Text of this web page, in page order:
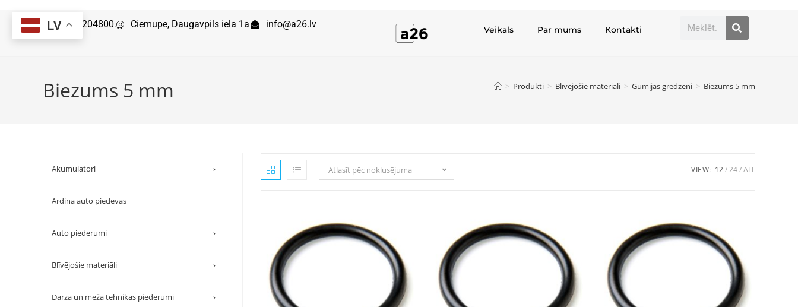
29204800 Ciemupe, Daugavpils iela 1a info@a26.lv Veikals Par mums Kontakti
Biezums 5 mm > Produkti > Blīvējošie materiāli > Gumijas gredzeni > Biezums 5 mm
Atlasīt pēc noklusējuma VIEW: 12 24 ALL
Akumulatori ›
Ardina auto piedevas
Auto piederumi ›
Blīvējošie materiāli ›
Dārza un meža tehnikas piederumi ›
LV